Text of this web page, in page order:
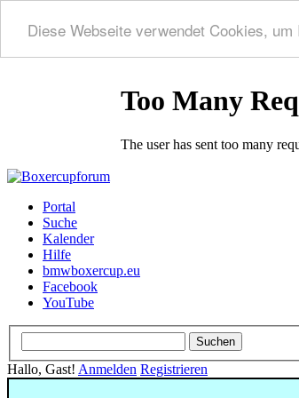
Diese Webseite verwendet Cookies,
Portal
Suche
Kalender
Hilfe
bmwboxercup.eu
Facebook
YouTube
Hallo, Gast! Anmelden Registrieren